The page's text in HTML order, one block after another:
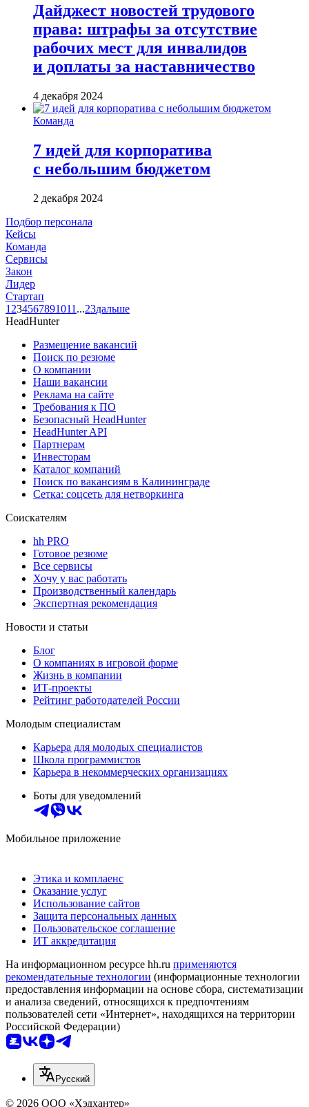
Дайджест новостей трудового
права: штрафы за отсутствие
рабочих мест для инвалидов
и доплаты за наставничество
4 декабря 2024
Команда
7 идей для корпоратива
с небольшим бюджетом
2 декабря 2024
Подбор персонала
Кейсы
Команда
Сервисы
Закон
Лидер
Стартап
1 234567891011 ...23дальше
HeadHunter
Размещение вакансий
Поиск по резюме
О компании
Наши вакансии
Реклама на сайте
Требования к ПО
Безопасный HeadHunter
HeadHunter API
Партнерам
Инвесторам
Каталог компаний
Поиск по вакансиям в Калининграде
Сетка: соцсеть для нетворкинга
Соискателям
hh PRO
Готовое резюме
Все сервисы
Хочу у вас работать
Производственный календарь
Экспертная рекомендация
Новости и статьи
Блог
О компаниях в игровой форме
Жизнь в компании
ИТ-проекты
Рейтинг работодателей России
Молодым специалистам
Карьера для молодых специалистов
Школа программистов
Карьера в некоммерческих организациях
Боты для уведомлений
Мобильное приложение
Этика и комплаенс
Оказание услуг
Использование сайтов
Защита персональных данных
Пользовательское соглашение
ИТ аккредитация
На информационном ресурсе hh.ru применяются
рекомендательные технологии (информационные технологии
предоставления информации на основе сбора, систематизации
и анализа сведений, относящихся к предпочтениям
пользователей сети «Интернет», находящихся на территории
Российской Федерации)
Русский
© 2026 ООО «Хэдхантер»